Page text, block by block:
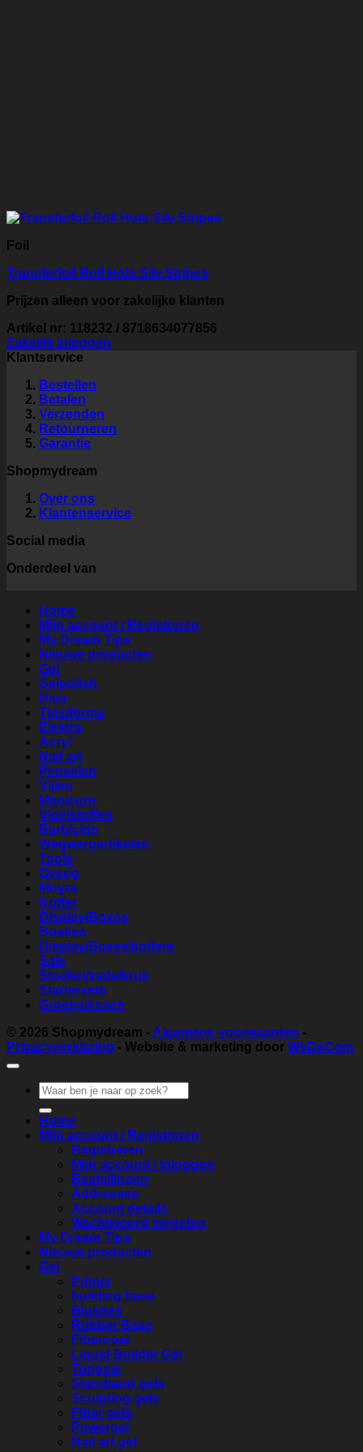
Foil
Transferfoil Roll Holo.Silv.Stripes
Prijzen alleen voor zakelijke klanten
Artikel nr: 118232 / 8718634077856
Zakelijk inloggen
Klantservice
Bestellen
Betalen
Verzenden
Retourneren
Garantie
Shopmydream
Over ons
Klantenservice
Social media
Onderdeel van
Home
Mijn account / Registreren
My Dream Tips
Nieuwe producten
Gel
Gelpolish
Diva
Tips/forms
Elektra
Acryl
Nail art
Penselen
Vijlen
Manicure
Vloeistoffen
Barbicide
Wegwerpartikelen
Tools
Overig
Moyra
Koffer
Display/Boxes
Boeken
Display/Boxes/koffers
Sale
Stoelen/zadelkruk
Startersets
Groepslessen
© 2026 Shopmydream - Algemene voorwaarden -
Privacyverklaring - Website & marketing door WeDeCom
Zoeken
naar:
Home
Mijn account / Registreren
Registreren
Mijn account / Inloggen
Bestellingen
Addresses
Account details
Wachtwoord vergeten
My Dream Tips
Nieuwe producten
Gel
Primer
building base
Blushes
Rubber Base
Fibercoat
Liquid Builder Gel
Topgels
Standaard gels
Sculpting gels
Fiber gels
Powergel
Nail art gel